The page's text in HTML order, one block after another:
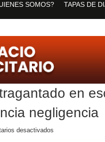
SOMOS? TAPAS DE
en
negligencia
desactivados